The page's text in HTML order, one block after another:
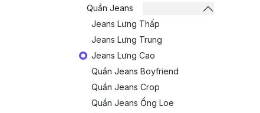
Quần Jeans
Jeans Lưng Thấp
Jeans Lưng Trung
Jeans Lưng Cao
Quần Jeans Boyfriend
Quần Jeans Crop
Quần Jeans Ống Loe